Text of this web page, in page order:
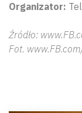
Organizator:
Źródło:
Fot.